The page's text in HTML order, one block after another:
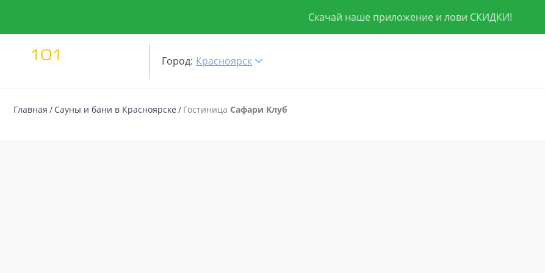
Скачай наше приложение и лови СКИДКИ!
Город: Красноярск
Главная Сауны и бани в Красноярске Гостиница Сафари Клуб